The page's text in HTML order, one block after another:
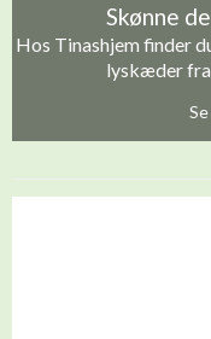
Skønne
Hos Tinashjem finder
lyskæder fra